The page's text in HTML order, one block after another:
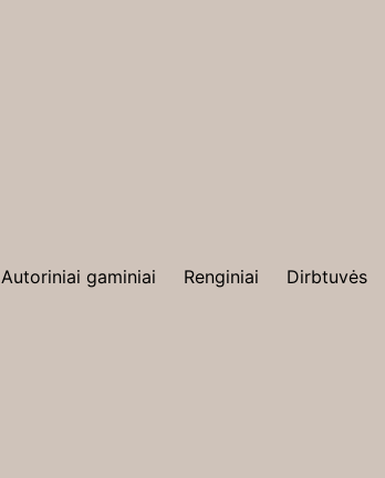
Autoriniai gaminiai Renginiai Dirbtuvės